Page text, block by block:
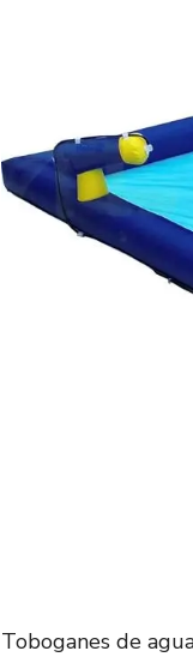
Toboganes de